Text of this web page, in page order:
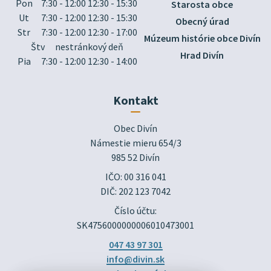
Pon
7:30 - 12:00 12:30 - 15:30
Ut
7:30 - 12:00 12:30 - 15:30
Str
7:30 - 12:00 12:30 - 17:00
Štv
nestránkový deň
Pia
7:30 - 12:00 12:30 - 14:00
Starosta obce
Obecný úrad
Múzeum histórie obce Divín
Hrad Divín
Kontakt
Obec Divín
Námestie mieru 654/3
985 52 Divín
IČO: 00 316 041
DIČ: 202 123 7042
Číslo účtu:
SK4756000000006010473001
047 43 97 301
info@divin.sk